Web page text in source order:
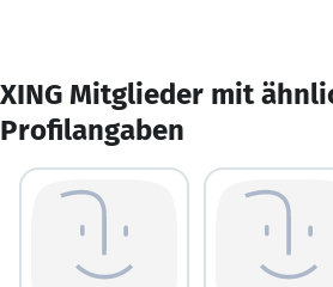
XING Mitglieder mit
Profilangaben